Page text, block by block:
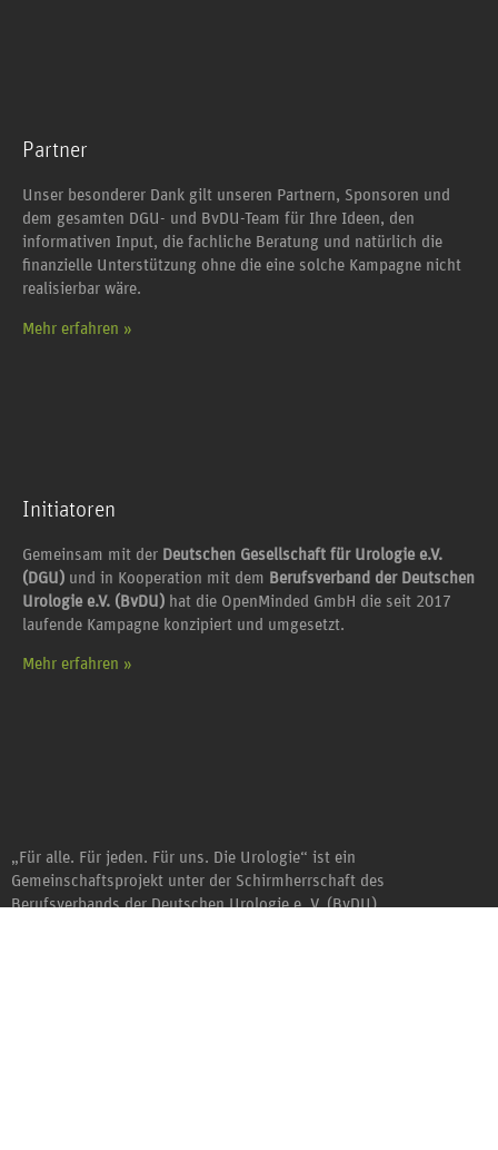
Partner
Unser besonderer Dank gilt unseren Partnern, Sponsoren und
dem gesamten DGU- und BvDU-Team für Ihre Ideen, den
informativen Input, die fachliche Beratung und natürlich die
finanzielle Unterstützung ohne die eine solche Kampagne nicht
realisierbar wäre.
Mehr erfahren »
Initiatoren
Gemeinsam mit der Deutschen Gesellschaft für Urologie e.V.
(DGU) und in Kooperation mit dem Berufsverband der Deutschen
Urologie e.V. (BvDU) hat die OpenMinded GmbH die seit 2017
laufende Kampagne konzipiert und umgesetzt.
Mehr erfahren »
„Für alle. Für jeden. Für uns. Die Urologie“ ist ein
Gemeinschaftsprojekt unter der Schirmherrschaft des
Berufsverbands der Deutschen Urologie e. V. (BvDU).